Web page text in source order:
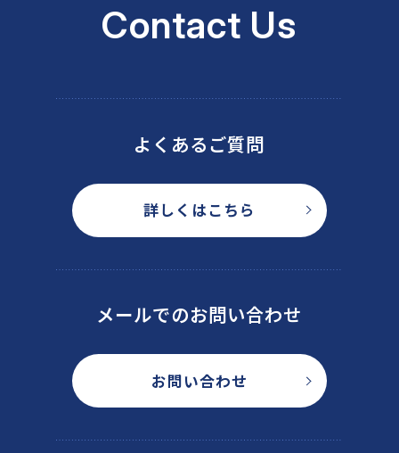
Contact Us
よくあるご質問
詳しくはこちら
メールでのお問い合わせ
お問い合わせ